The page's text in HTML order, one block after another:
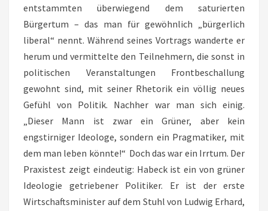
entstammten überwiegend dem saturierten
Bürgertum – das man für gewöhnlich „bürgerlich
liberal“ nennt. Während seines Vortrags wanderte er
herum und vermittelte den Teilnehmern, die sonst in
politischen Veranstaltungen Frontbeschallung
gewohnt sind, mit seiner Rhetorik ein völlig neues
Gefühl von Politik. Nachher war man sich einig.
„Dieser Mann ist zwar ein Grüner, aber kein
engstirniger Ideologe, sondern ein Pragmatiker, mit
dem man leben könnte!“ Doch das war ein Irrtum. Der
Praxistest zeigt eindeutig: Habeck ist ein von grüner
Ideologie getriebener Politiker. Er ist der erste
Wirtschaftsminister auf dem Stuhl von Ludwig Erhard,